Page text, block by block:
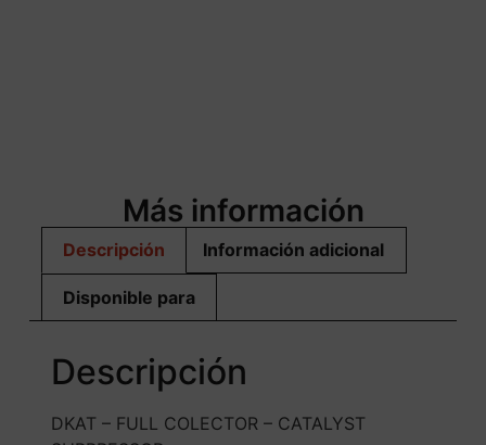
Más información
Descripción Información adicional
Disponible para
Descripción
DKAT – FULL COLECTOR – CATALYST